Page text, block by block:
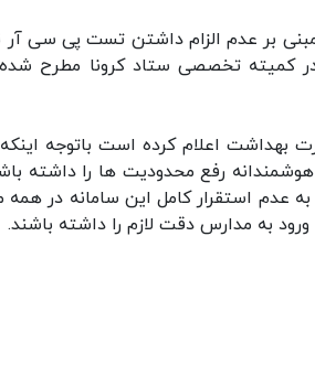
بر عدم الزام داشتن تست پی سی
کمیته تخصصی ستاد کرونا مطرح
بهداشت اعلام کرده است باتوجه اینکه
رفع محدودیت ها را داشته
عدم استقرار کامل این سامانه در همه
به مدارس دقت لازم را داشته باشند.